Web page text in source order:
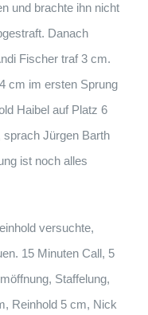
und brachte ihn nicht
Danach
Fischer traf 3 cm.
cm im ersten Sprung
Haibel auf Platz 6
sprach Jürgen Barth
ist noch alles
versuchte,
15 Minuten Call, 5
Staffelung,
Reinhold 5 cm, Nick